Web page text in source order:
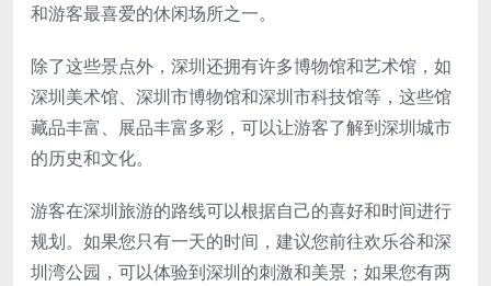
和游客最喜爱的休闲场所之一。
除了这些景点外，深圳还拥有许多博物馆和艺术馆，如
深圳美术馆、深圳市博物馆和深圳市科技馆等，这些馆
藏品丰富、展品丰富多彩，可以让游客了解到深圳城市
的历史和文化。
游客在深圳旅游的路线可以根据自己的喜好和时间进行
规划。如果您只有一天的时间，建议您前往欢乐谷和深
圳湾公园，可以体验到深圳的刺激和美景；如果您有两